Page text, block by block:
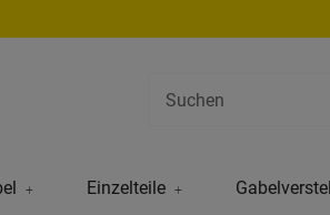
Einzelteile